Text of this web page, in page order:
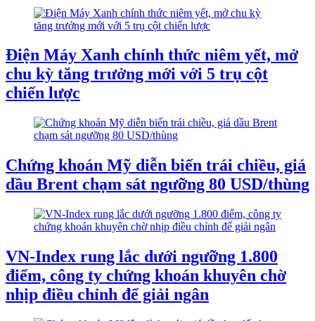
Điện Máy Xanh chính thức niêm yết, mở
chu kỳ tăng trưởng mới với 5 trụ cột
chiến lược
Chứng khoán Mỹ diễn biến trái chiều, giá
dầu Brent chạm sát ngưỡng 80 USD/thùng
VN-Index rung lắc dưới ngưỡng 1.800
điểm, công ty chứng khoán khuyên chờ
nhịp điều chỉnh để giải ngân